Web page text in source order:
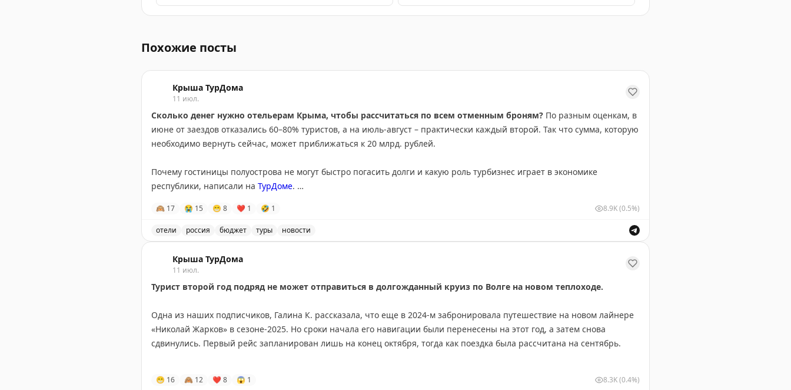
Похожие посты
Крыша ТурДома
11 июл.
Сколько денег нужно отельерам Крыма, чтобы рассчитаться по всем отменным броням? По разным оценкам, в
июне от заездов отказались 60–80% туристов, а на июль-август – практически каждый второй. Так что сумма, которую
необходимо вернуть сейчас, может приближаться к 20 млрд. рублей.
Почему гостиницы полуострова не могут быстро погасить долги и какую роль турбизнес играет в экономике
республики, написали на ТурДоме.
@tourdom
🙉 17 😭 15 😁 8 ❤ 1 🤣 1 8.9K(0.5%)
отели россия бюджет туры новости
Крыша ТурДома
11 июл.
Турист второй год подряд не может отправиться в долгожданный круиз по Волге на новом теплоходе.
Одна из наших подписчиков, Галина К. рассказала, что еще в 2024-м забронировала путешествие на новом лайнере
«Николай Жарков» в сезоне-2025. Но сроки начала его навигации были перенесены на этот год, а затем снова
сдвинулись. Первый рейс запланирован лишь на конец октября, тогда как поездка была рассчитана на сентябрь.
переноса путешествия на следующий сезон до полного возврата денег. В отдельных случаях готовы рассмотреть и
😁 16 🙈 12 ❤ 8 😱 1 8.3K(0.4%)